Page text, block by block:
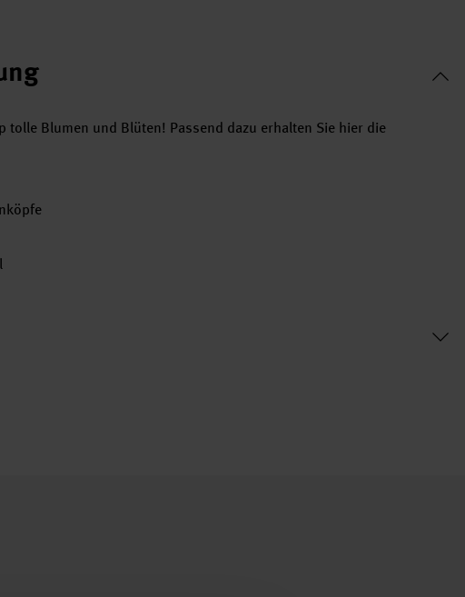
tolle Blumen und Blüten! Passend dazu erhalten Sie hier die